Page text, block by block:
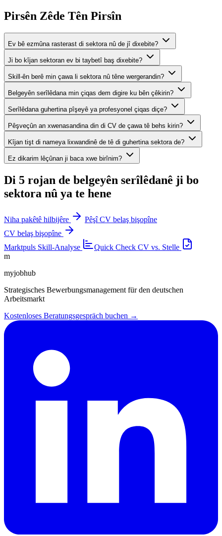
Pirsên Zêde Tên Pirsîn
Ev bê ezmûna rasterast di sektora nû de jî dixebite?
Ji bo kîjan sektoran ev bi taybetî baş dixebite?
Skill-ên berê min çawa li sektora nû têne wergerandin?
Belgeyên serîlêdana min çiqas dem digire ku bên çêkirin?
Serîlêdana guhertina pîşeyê ya profesyonel çiqas diçe?
Pêşveçûn an xwenasandina din di CV de çawa tê behs kirin?
Kîjan tişt di nameya lixwandinê de tê di guhertina sektora de?
Ez dikarim lêçûnan ji baca xwe birînim?
Di 5 rojan de belgeyên serîlêdanê ji bo
sektora nû ya te hene
Niha pakêtê hilbijêre
Pêşî CV belaş bişopîne
CV belaş bişopîne
Marktpuls Skill-Analyse Quick Check CV vs. Stelle
m
myjobhub
Strategisches Bewerbungsmanagement für den deutschen
Arbeitsmarkt
Kostenloses Beratungsgespräch buchen →